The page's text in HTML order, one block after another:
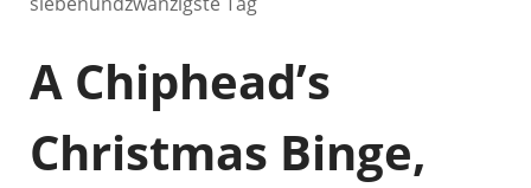
A Chiphead’s
Christmas Binge,